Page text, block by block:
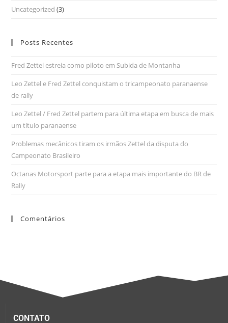
Uncategorized (3)
Posts Recentes
Fred Zettel estreia como piloto em Subida de Montanha
Leo Zettel e Fred Zettel conquistam o tricampeonato paranaense
de rally
Leo Zettel / Fred Zettel partem para última etapa em busca de mais
um título paranaense
Problemas mecânicos tiram os irmãos Zettel da disputa do
Campeonato Brasileiro
Octanas Motorsport parte para a etapa mais importante do BR de
Rally
Comentários
CONTATO